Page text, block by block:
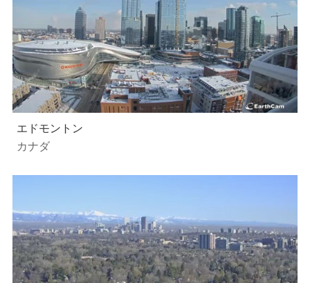
エドモントン
カナダ